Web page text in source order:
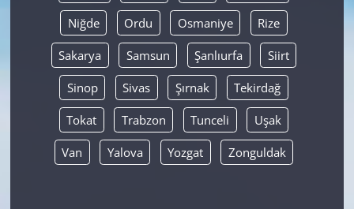
Niğde Ordu Osmaniye Rize
Sakarya Samsun Şanlıurfa Siirt
Sinop Sivas Şırnak Tekirdağ
Tokat Trabzon Tunceli Uşak
Van Yalova Yozgat Zonguldak